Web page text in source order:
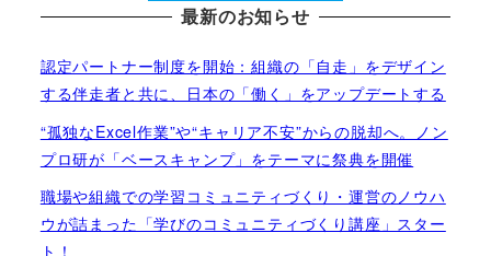
最新のお知らせ
認定パートナー制度を開始：組織の「自走」をデザイン
する伴走者と共に、日本の「働く」をアップデートする
“孤独なExcel作業”や“キャリア不安”からの脱却へ。ノン
プロ研が「ベースキャンプ」をテーマに祭典を開催
職場や組織での学習コミュニティづくり・運営のノウハ
ウが詰まった「学びのコミュニティづくり講座」スター
ト！